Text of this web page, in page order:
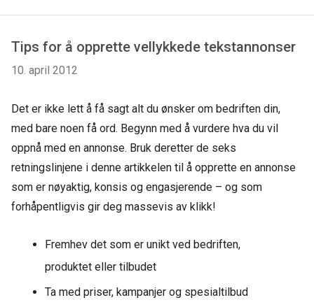
Tips for å opprette vellykkede tekstannonser
10. april 2012
Det er ikke lett å få sagt alt du ønsker om bedriften din,
med bare noen få ord. Begynn med å vurdere hva du vil
oppnå med en annonse. Bruk deretter de seks
retningslinjene i denne artikkelen til å opprette en annonse
som er nøyaktig, konsis og engasjerende – og som
forhåpentligvis gir deg massevis av klikk!
Fremhev det som er unikt ved bedriften,
produktet eller tilbudet
Ta med priser, kampanjer og spesialtilbud